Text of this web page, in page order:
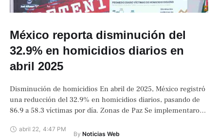
México reporta disminución del
32.9% en homicidios diarios en
abril 2025
Disminución de homicidios En abril de 2025, México registró
una reducción del 32.9% en homicidios diarios, pasando de
86.9 a 58.3 víctimas por día. Zonas de Paz Se implementaron
abril 22, 4:47 PM
By Noticias Web